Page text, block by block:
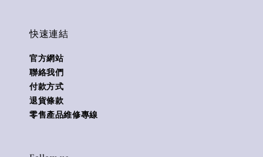
快速連結
官方網站
聯絡我們
付款方式
退貨條款
零售產品維修專線